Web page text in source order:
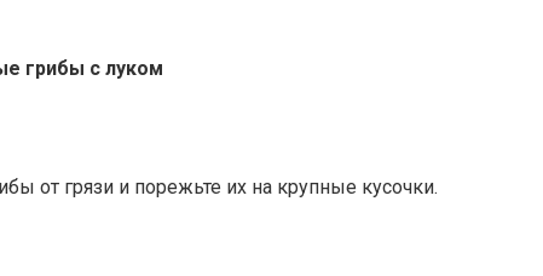
грибы с луком
от грязи и порежьте их на крупные кусочки.